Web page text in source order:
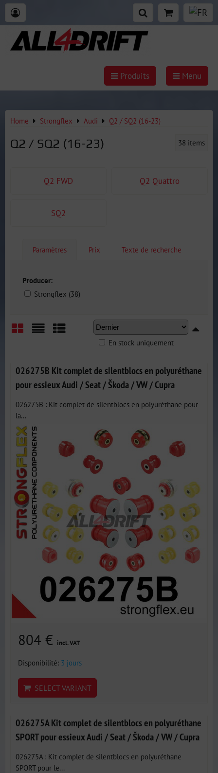
Produits Menu
Home Strongflex Audi Q2 / SQ2 (16-23)
Q2 / SQ2 (16-23) 38 items
Q2 FWD Q2 Quattro
SQ2
Paramètres Prix Texte de recherche
Producer:
Strongflex (38)
En stock uniquement
026275B Kit complet de silentblocs en polyuréthane
pour essieux Audi / Seat / Škoda / VW / Cupra
026275B : Kit complet de silentblocs en polyuréthane pour
la...
804 € incl. VAT
Disponibilité: 3 jours
SELECT VARIANT
026275A Kit complet de silentblocs en polyuréthane
SPORT pour essieux Audi / Seat / Škoda / VW / Cupra
026275A : Kit complet de silentblocs en polyuréthane
SPORT pour le...